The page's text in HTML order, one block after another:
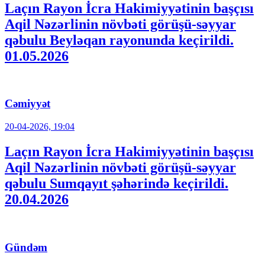
Laçın Rayon İcra Hakimiyyətinin başçısı
Aqil Nəzərlinin növbəti görüşü-səyyar
qəbulu Beyləqan rayonunda keçirildi.
01.05.2026
Cəmiyyət
20-04-2026, 19:04
Laçın Rayon İcra Hakimiyyətinin başçısı
Aqil Nəzərlinin növbəti görüşü-səyyar
qəbulu Sumqayıt şəhərində keçirildi.
20.04.2026
Gündəm